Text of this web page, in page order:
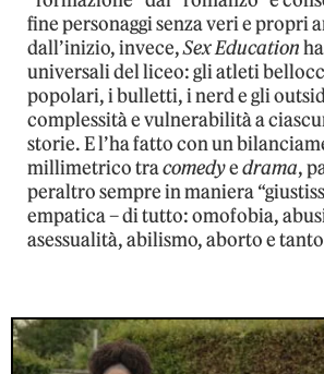
fine personaggi senza veri e propri
dall’inizio, invece,Sex Education
universali del liceo: gli atleti
popolari, i bulletti, i nerd e gli
complessità e vulnerabilità a
storie. E l’ha fatto con un
millimetrico tracomedyedrama,
peraltro sempre in maniera
empatica – di tutto: omofobia,
asessualità, abilismo, aborto e